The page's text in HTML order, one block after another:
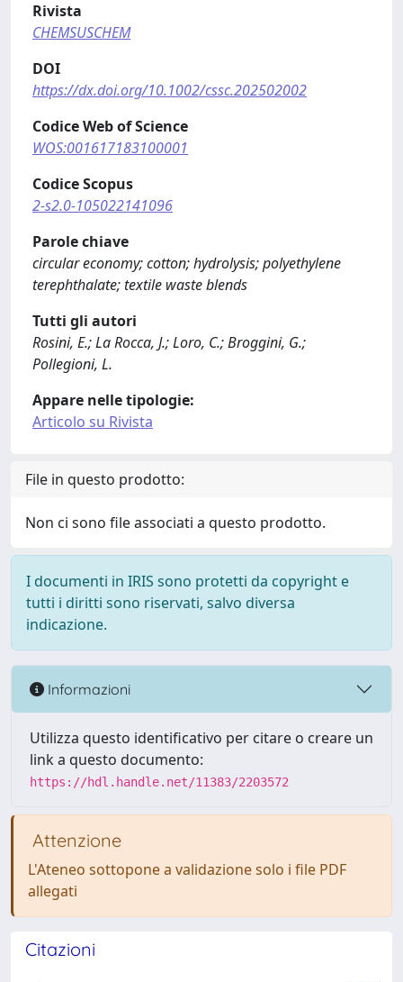
Rivista
CHEMSUSCHEM
DOI
https://dx.doi.org/10.1002/cssc.202502002
Codice Web of Science
WOS:001617183100001
Codice Scopus
2-s2.0-105022141096
Parole chiave
circular economy; cotton; hydrolysis; polyethylene
terephthalate; textile waste blends
Tutti gli autori
Rosini, E.; La Rocca, J.; Loro, C.; Broggini, G.;
Pollegioni, L.
Appare nelle tipologie:
Articolo su Rivista
File in questo prodotto:
Non ci sono file associati a questo prodotto.
I documenti in IRIS sono protetti da copyright e
tutti i diritti sono riservati, salvo diversa
indicazione.
Informazioni
Utilizza questo identificativo per citare o creare un
link a questo documento:
https://hdl.handle.net/11383/2203572
Attenzione
L'Ateneo sottopone a validazione solo i file PDF
allegati
Citazioni